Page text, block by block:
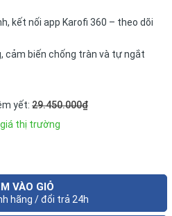
kết nối app Karofi 360 – theo dõi
cảm biến chống tràn và tự ngắt
yết: 29.450.000₫
thị trường
VÀO GIỎ
hãng / đổi trả 24h